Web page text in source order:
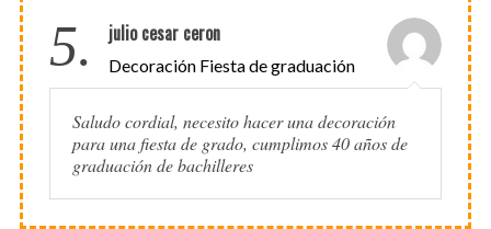
5. julio cesar ceron
Decoración Fiesta de graduación
Saludo cordial, necesito hacer una decoración
para una fiesta de grado, cumplimos 40 años de
graduación de bachilleres